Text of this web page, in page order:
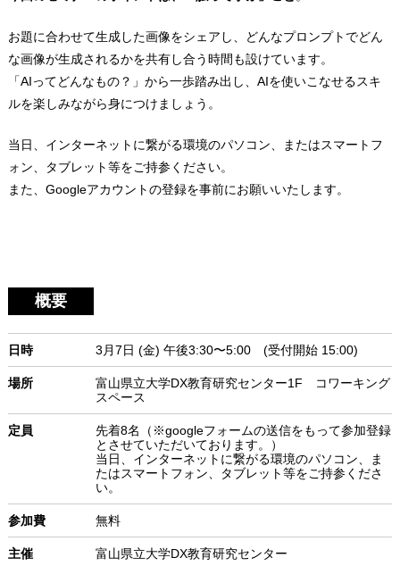
お題に合わせて生成した画像をシェアし、どんなプロンプトでどん
な画像が生成されるかを共有し合う時間も設けています。
「AIってどんなもの？」から一歩踏み出し、AIを使いこなせるスキ
ルを楽しみながら身につけましょう。
当日、インターネットに繋がる環境のパソコン、またはスマートフ
ォン、タブレット等をご持参ください。
また、Googleアカウントの登録を事前にお願いいたします。
概要
日時 3月7日 (金) 午後3:30〜5:00 (受付開始 15:00)
場所
富山県立大学DX教育研究センター1F コワーキング
スペース
定員
先着8名（※googleフォームの送信をもって参加登録
とさせていただいております。）
当日、インターネットに繋がる環境のパソコン、ま
たはスマートフォン、タブレット等をご持参くださ
い。
参加費 無料
主催 富山県立大学DX教育研究センター